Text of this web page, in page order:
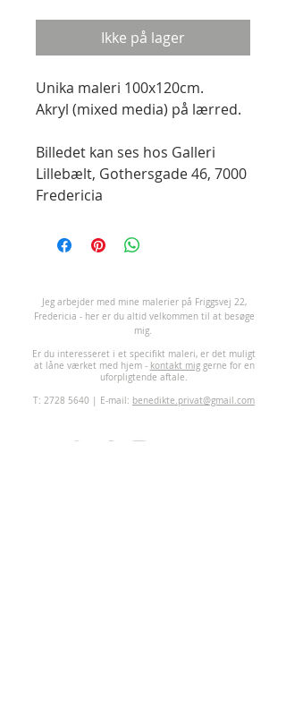
Ikke på lager
Unika maleri 100x120cm.
Akryl (mixed media) på lærred.
Billedet kan ses hos Galleri
Lillebælt, Gothersgade 46, 7000
Fredericia
eg arbejder med mine malerier på Friggsvej 22,
Fredericia - her er du altid velkommen til at besøge
mig.
Er du interesseret i et specifikt maleri, er det muligt
at låne værket med hjem - kontakt miggerne for en
uforpligtende aftale.
T: 2728 5640 | E-mail: benedikte.privat@gmail.com